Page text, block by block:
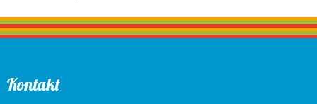
Kontakt